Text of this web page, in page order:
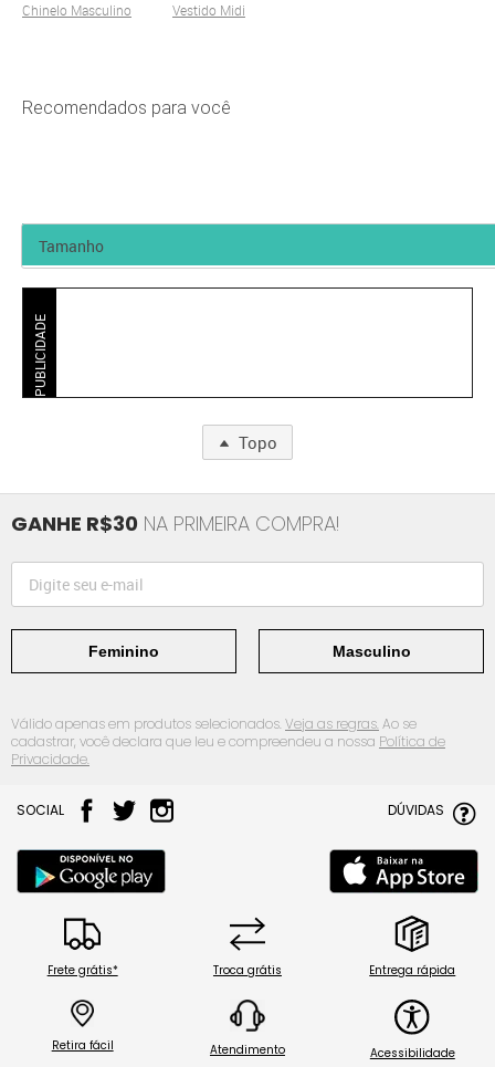
Chinelo Masculino
Vestido Midi
Recomendados para você
PUBLICIDADE
Topo
GANHE R$30 NA PRIMEIRA COMPRA!
Feminino Masculino
Válido apenas em produtos selecionados.Veja as regras.Ao se
cadastrar, você declara que leu e compreendeu a nossa Política de
Privacidade.
SOCIAL DÚVIDAS
Frete grátis* Troca grátis Entrega rápida
Retira fácil Atendimento Acessibilidade